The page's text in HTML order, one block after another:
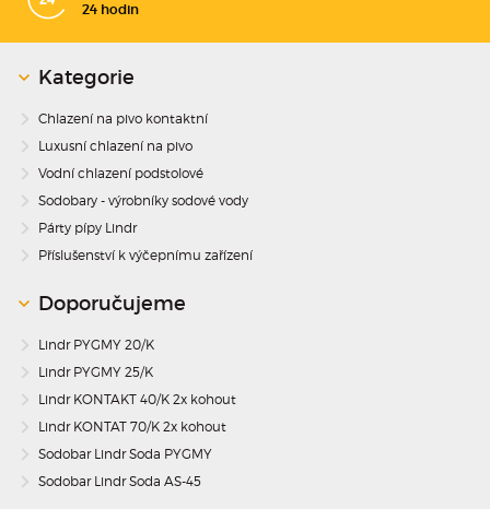
24 hodin
Kategorie
Chlazení na pivo kontaktní
Luxusní chlazení na pivo
Vodní chlazení podstolové
Sodobary - výrobníky sodové vody
Párty pípy Lindr
Příslušenství k výčepnímu zařízení
Doporučujeme
Lindr PYGMY 20/K
Lindr PYGMY 25/K
Lindr KONTAKT 40/K 2x kohout
Lindr KONTAT 70/K 2x kohout
Sodobar Lindr Soda PYGMY
Sodobar Lindr Soda AS-45